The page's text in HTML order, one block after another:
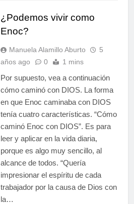
¿Podemos vivir como
Enoc?
Manuela Alamillo Aburto
5
años ago
0 1 mins
Por supuesto, vea a continuación
cómo caminó con DIOS. La forma
en que Enoc caminaba con DIOS
tenía cuatro características. “Cómo
caminó Enoc con DIOS”. Es para
leer y aplicar en la vida diaria,
porque es algo muy sencillo, al
alcance de todos. “Quería
impresionar el espíritu de cada
trabajador por la causa de Dios con
la…